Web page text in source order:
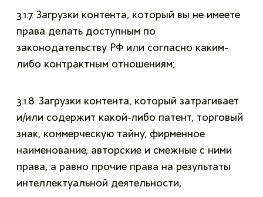
3.1.7. Загрузки контента, который вы не имеете
права делать доступным по
законодательству РФ или согласно каким-
либо контрактным отношениям;
3.1.8. Загрузки контента, который затрагивает
и/или содержит какой-либо патент, торговый
знак, коммерческую тайну, фирменное
наименование, авторские и смежные с ними
права, а равно прочие права на результаты
интеллектуальной деятельности,